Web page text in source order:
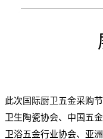
此次国际厨卫五金采购
卫生陶瓷协会、中国五
卫浴五金行业协会、亚